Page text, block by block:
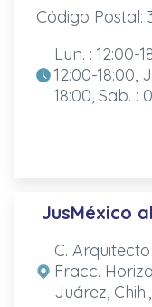
Código Postal:
Lun. : 12:00-
12:00-18:00,
18:00, Sab. :
JusMéxico
C.
Fracc.
Juárez,